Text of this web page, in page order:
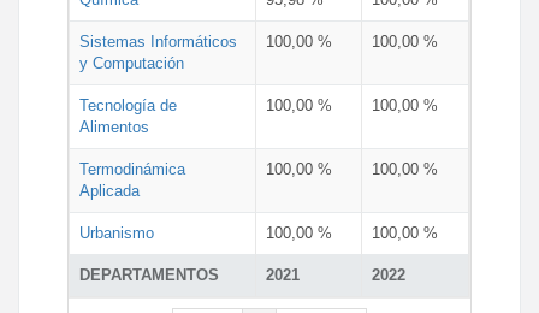
DEPARTAMENTOS 2021 2022
Sistemas Informáticos
y Computación
100,00 % 100,00 %
Tecnología de
Alimentos
100,00 % 100,00 %
Termodinámica
Aplicada
100,00 % 100,00 %
Urbanismo 100,00 % 100,00 %